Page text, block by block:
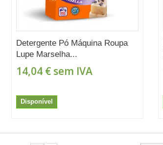
Detergente Pó Máquina Roupa
Lupe Marselha...
14,04 €sem IVA
Disponível